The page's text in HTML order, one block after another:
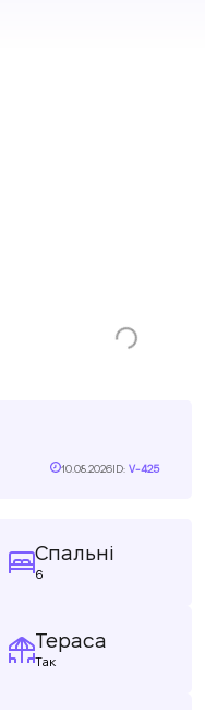
10.08.2026ID: V-425
Спальні
6
Тераса
Так